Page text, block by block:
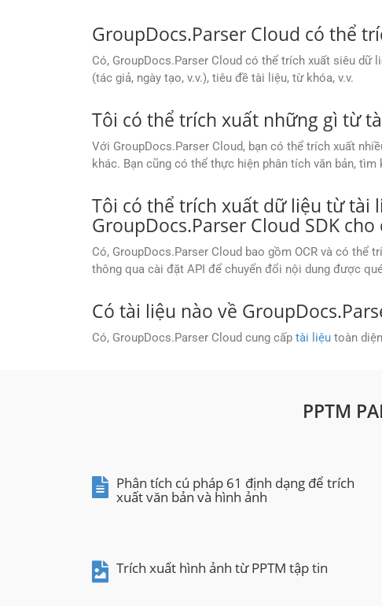
GroupDocs.Parser Cloud có thể
Có, GroupDocs.Parser Cloud có thể trích xuất siêu
(tác giả, ngày tạo, v.v.), tiêu đề tài liệu, từ khóa, v.v.
Tôi có thể trích xuất những gì từ
Với GroupDocs.Parser Cloud, bạn có thể trích xuất
khác. Bạn cũng có thể thực hiện phân tích văn bản,
Tôi có thể trích xuất dữ liệu từ tài
GroupDocs.Parser Cloud SDK cho
Có, GroupDocs.Parser Cloud bao gồm OCR và có thể
thông qua cài đặt API để chuyển đổi nội dung được
Có tài liệu nào về
Có, GroupDocs.Parser Cloud cung cấp tài liệu toàn
PPTM
Phân tích cú pháp 61 định dạng để trích
xuất văn bản và hình ảnh
Trích xuất hình ảnh từ PPTM tập tin